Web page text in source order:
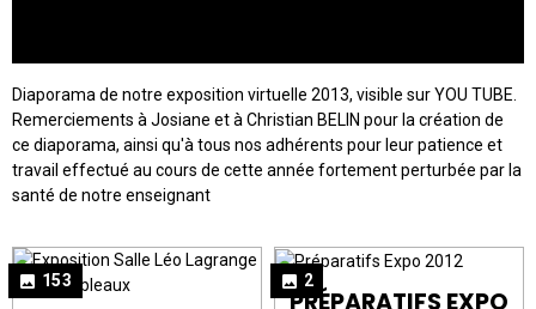
Diaporama de notre exposition virtuelle 2013, visible sur YOU TUBE.
Remerciements à Josiane et à Christian BELIN pour la création de
ce diaporama, ainsi qu'à tous nos adhérents pour leur patience et
travail effectué au cours de cette année fortement perturbée par la
santé de notre enseignant
153 2
PRÉPARATIFS EXPO